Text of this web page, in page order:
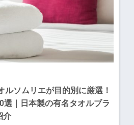
ルソムリエが目的別に厳選！
選｜日本製の有名タオルブラ
介